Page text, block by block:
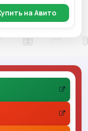
на Авито